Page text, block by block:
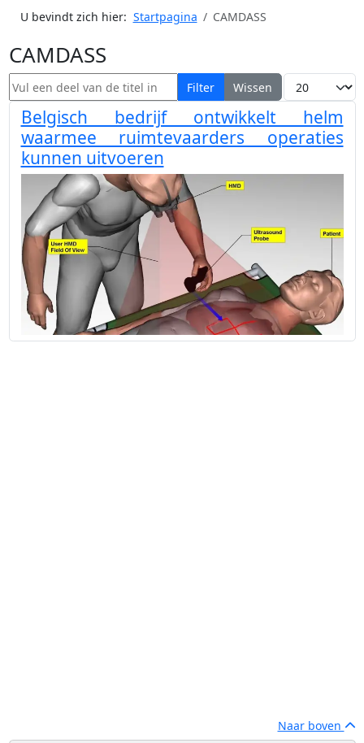
U bevindt zich hier: Startpagina CAMDASS
CAMDASS
Vul een deel van de titel in Filter Wissen Toon #
Belgisch bedrijf ontwikkelt helm
waarmee ruimtevaarders operaties
kunnen uitvoeren
Naar boven